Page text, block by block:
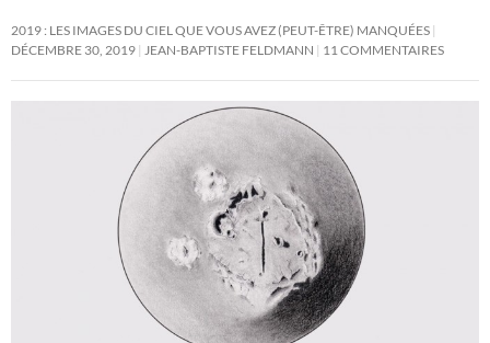
2019 : LES IMAGES DU CIEL QUE VOUS AVEZ (PEUT-ÊTRE) MANQUÉES
DÉCEMBRE 30, 2019
JEAN-BAPTISTE FELDMANN 11 COMMENTAIRES